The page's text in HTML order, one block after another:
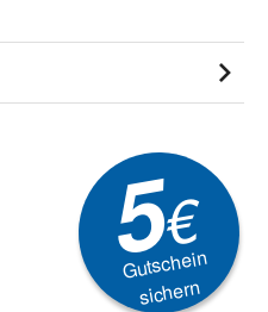
5€
Gutschein
sichern